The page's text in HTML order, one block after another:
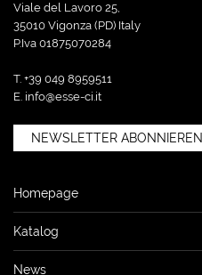
Viale del Lavoro 25,
35010 Vigonza (PD) Italy
P.Iva 01875070284
T. +39 049 8959511
E. info@esse-ci.it
NEWSLETTER ABONNIEREN
Homepage
Katalog
News